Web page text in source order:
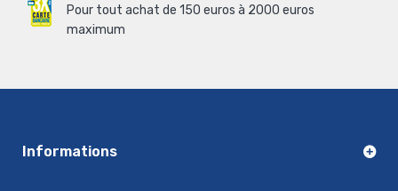
Pour tout achat de 150 euros à 2000 euros
maximum
Informations